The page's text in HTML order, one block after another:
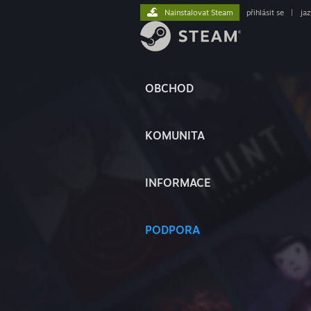
OBCHOD
KOMUNITA
INFORMACE
PODPORA
Nainstalovat Steam přihlásit se